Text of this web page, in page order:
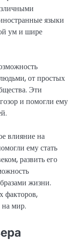
языки
ум и шире
от простых
Эти
и помогли ему
влияние на
ему стать
развить его
жизни.
факторов,
мир.